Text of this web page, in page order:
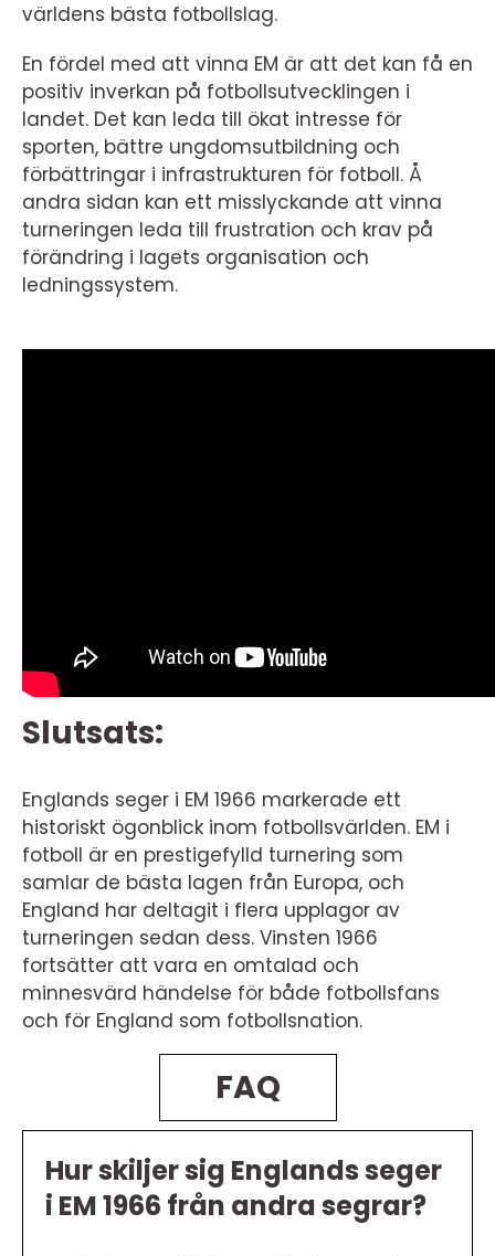
världens bästa fotbollslag.
En fördel med att vinna EM är att det kan få en
positiv inverkan på fotbollsutvecklingen i
landet. Det kan leda till ökat intresse för
sporten, bättre ungdomsutbildning och
förbättringar i infrastrukturen för fotboll. Å
andra sidan kan ett misslyckande att vinna
turneringen leda till frustration och krav på
förändring i lagets organisation och
ledningssystem.
Slutsats:
Englands seger i EM 1966 markerade ett
historiskt ögonblick inom fotbollsvärlden. EM i
fotboll är en prestigefylld turnering som
samlar de bästa lagen från Europa, och
England har deltagit i flera upplagor av
turneringen sedan dess. Vinsten 1966
fortsätter att vara en omtalad och
minnesvärd händelse för både fotbollsfans
och för England som fotbollsnation.
FAQ
Hur skiljer sig Englands seger
i EM 1966 från andra segrar?